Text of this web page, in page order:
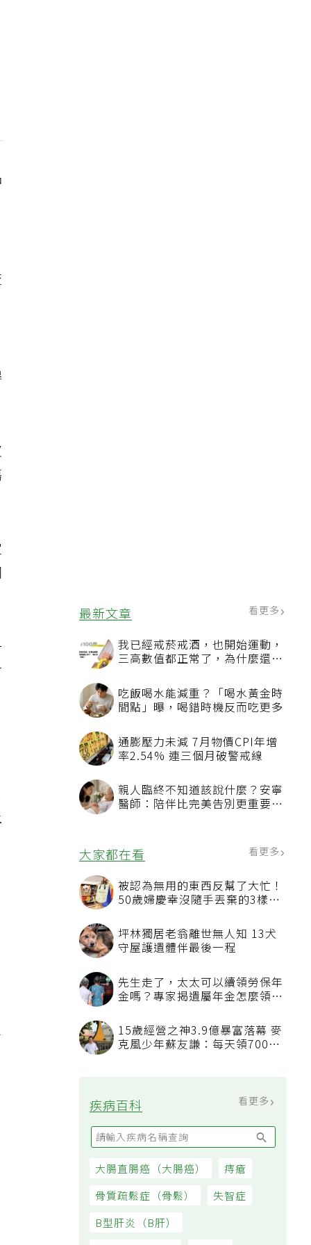
最新文章 看更多
我已經戒菸戒酒，也開始運動，
三高數值都正常了，為什麼還不
吃飯喝水能減重？「喝水黃金時
間點」曝，喝錯時機反而吃更多
通膨壓力未減 7月物價CPI年增
率2.54% 連三個月破警戒線
親人臨終不知道該說什麼？安寧
醫師：陪伴比完美告別更重要，
大家都在看
被認為無用的東西反幫了大忙！
50歲婦慶幸沒隨手丟棄的3樣物
坪林獨居老翁離世無人知 13犬
守屋護遺體伴最後一程
先生走了，太太可以續領勞保年
看順位還要看資格
15歲經營之神3.9億暴富落幕 麥
疾病百科